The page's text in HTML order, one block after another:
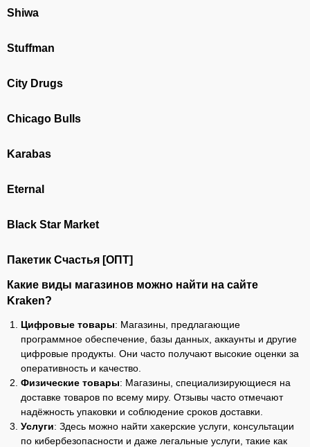
Shiwa
Stuffman
City Drugs
Chicago Bulls
Karabas
Eternal
Black Star Market
Пакетик Счастья [ОПТ]
Какие виды магазинов можно найти на сайте
Kraken?
Цифровые товары: Магазины, предлагающие
программное обеспечение, базы данных, аккаунты и другие
цифровые продукты. Они часто получают высокие оценки за
оперативность и качество.
Физические товары: Магазины, специализирующиеся на
доставке товаров по всему миру. Отзывы часто отмечают
надёжность упаковки и соблюдение сроков доставки.
Услуги: Здесь можно найти хакерские услуги, консультации
по кибербезопасности и даже легальные услуги, такие как